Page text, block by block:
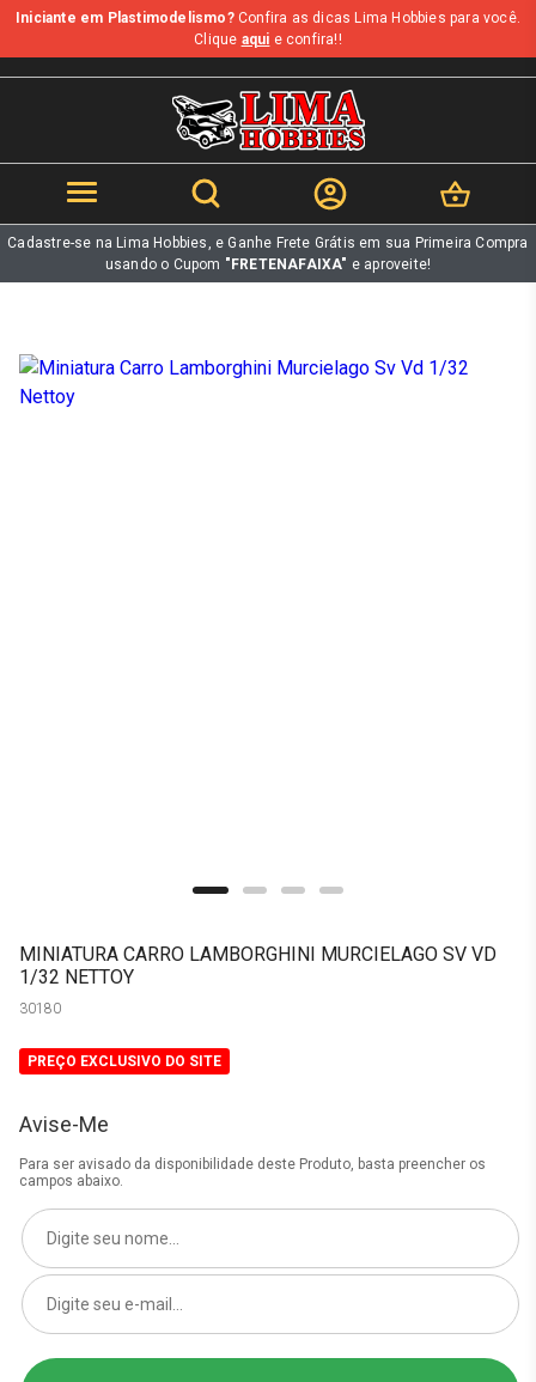
b
Iniciante em Plastimodelismo?Confira as dicas Lima Hobbies para você.
Clique aqui e confira!!
Cadastre-se na Lima Hobbies, e Ganhe Frete Grátis em sua Primeira Compra
usando o Cupom "FRETENAFAIXA" e aproveite!
MINIATURA CARRO LAMBORGHINI MURCIELAGO SV VD
1/32 NETTOY
30180
PREÇO EXCLUSIVO DO SITE
Avise-Me
Para ser avisado da disponibilidade deste Produto, basta preencher os
campos abaixo.